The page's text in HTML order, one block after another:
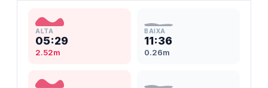
ALTA
05:29
2.52m
BAIXA
11:36
0.26m